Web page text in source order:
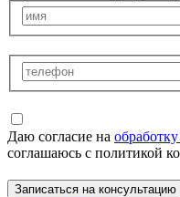
Даю согласие на
соглашаюсь с политикой
Записаться на консультацию